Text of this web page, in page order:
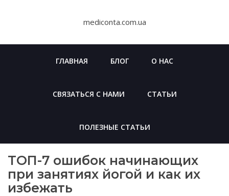
mediconta.com.ua
ГЛАВНАЯ БЛОГ О НАС
СВЯЗАТЬСЯ С НАМИ СТАТЬИ
ПОЛЕЗНЫЕ СТАТЬИ
ТОП-7 ошибок начинающих
при занятиях йогой и как их
избежать